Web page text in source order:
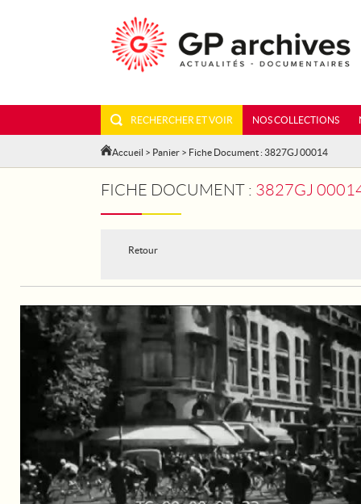
RECHERCHER ET VOIR NOS COLLECTIONS
Accueil > Panier > Fiche Document : 3827GJ 00014
FICHE DOCUMENT : 3827GJ
Retour